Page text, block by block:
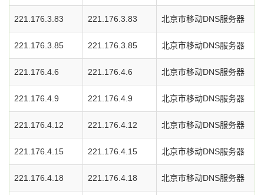
221.176.3.83 221.176.3.83 北京市移动DNS服务器
221.176.3.85 221.176.3.85 北京市移动DNS服务器
221.176.4.6 221.176.4.6 北京市移动DNS服务器
221.176.4.9 221.176.4.9 北京市移动DNS服务器
221.176.4.12 221.176.4.12 北京市移动DNS服务器
221.176.4.15 221.176.4.15 北京市移动DNS服务器
221.176.4.18 221.176.4.18 北京市移动DNS服务器